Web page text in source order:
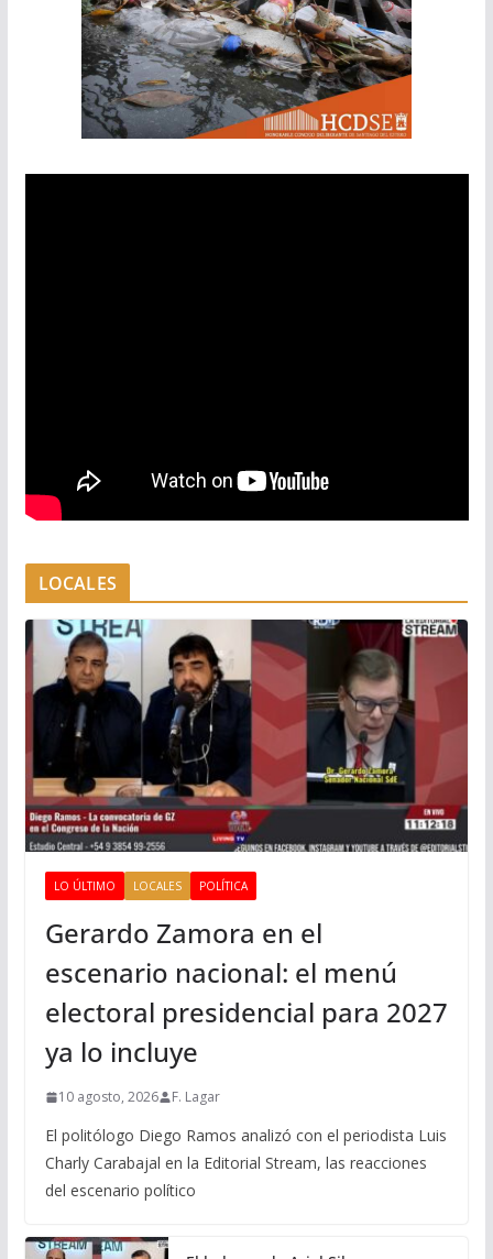
LOCALES
LO ÚLTIMO LOCALES POLÍTICA
Gerardo Zamora en el
escenario nacional: el menú
electoral presidencial para 2027
ya lo incluye
10 agosto, 2026 F. Lagar
El politólogo Diego Ramos analizó con el periodista Luis
Charly Carabajal en la Editorial Stream, las reacciones
del escenario político